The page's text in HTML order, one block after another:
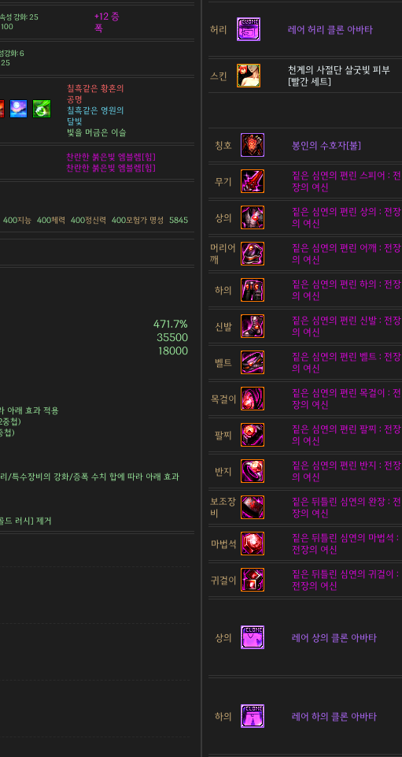
성 강화: 25
100
+12 증
폭
강화: 6
25
칠흑같은 황혼의
공명
칠흑같은 영원의
달빛
빛을 머금은 이슬
찬란한 붉은빛 엠블렘[힘]
찬란한 붉은빛 엠블렘[힘]
400지능 400체력 400정신력 400모험가 명성 5845
471.7%
35500
18000
아래 효과 적용
중첩)
첩)
/특수장비의 강화/증폭 수치 합에 따라 아래 효과
드 러시] 제거
허리 레어 허리 클론 아바타
스킨
천계의 사절단 살굿빛 피부
[빨간 세트]
칭호 봉인의 수호자[불]
무기
짙은 심연의 편린 스피어 : 전
장의 여신
상의
짙은 심연의 편린 상의 : 전장
의 여신
머리어
깨
짙은 심연의 편린 어깨 : 전장
의 여신
하의
짙은 심연의 편린 하의 : 전장
의 여신
신발
짙은 심연의 편린 신발 : 전장
의 여신
벨트
짙은 심연의 편린 벨트 : 전장
의 여신
목걸이
짙은 심연의 편린 목걸이 : 전
장의 여신
팔찌
짙은 심연의 편린 팔찌 : 전장
의 여신
반지
짙은 심연의 편린 반지 : 전장
의 여신
보조장
비
짙은 뒤틀린 심연의 완장 : 전
장의 여신
마법석
짙은 뒤틀린 심연의 마법석 :
전장의 여신
귀걸이
짙은 뒤틀린 심연의 귀걸이 :
전장의 여신
상의 레어 상의 클론 아바타
하의 레어 하의 클론 아바타